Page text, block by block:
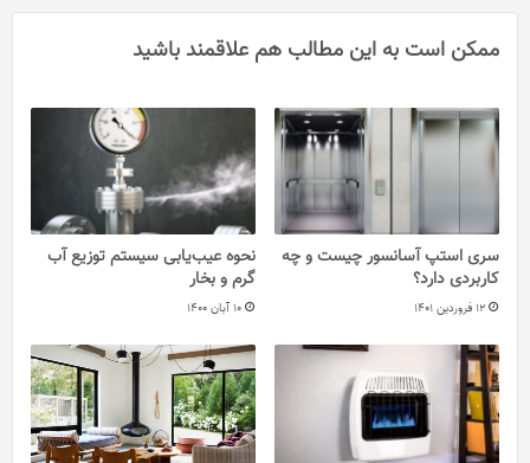
ممکن است به این مطالب هم علاقمند باشید
سری استپ آسانسور چیست و چه
کاربردی دارد؟
12 فروردین 1401
نحوه عیب‌یابی سیستم توزیع آب
گرم و بخار
10 آبان 1400